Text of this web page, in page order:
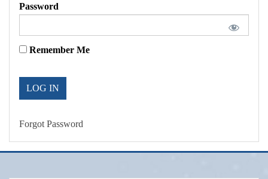
Password
Remember Me
Forgot Password